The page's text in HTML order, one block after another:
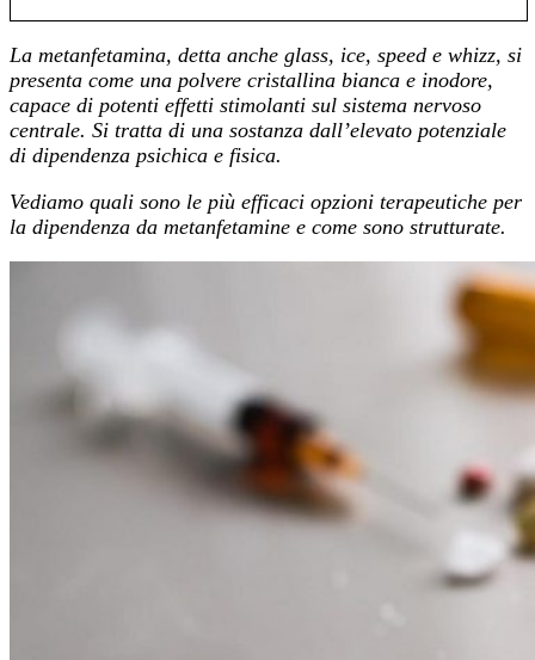
La metanfetamina, detta anche glass, ice, speed e whizz, si
presenta come una polvere cristallina bianca e inodore,
capace di potenti effetti stimolanti sul sistema nervoso
centrale. Si tratta di una sostanza dall’elevato potenziale
di dipendenza psichica e fisica.
Vediamo quali sono le più efficaci opzioni terapeutiche per
la dipendenza da metanfetamine e come sono strutturate.